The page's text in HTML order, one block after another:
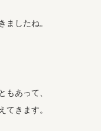
ましたね。
もあって、
てきます。